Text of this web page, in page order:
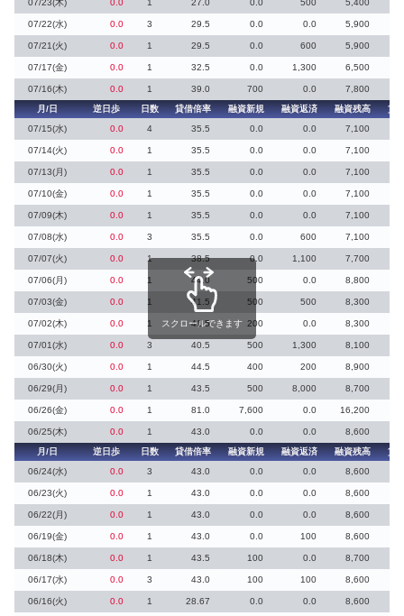
07/22(水) 0.0 3 29.5 0.0 0.0 5,900
07/21(火) 0.0 1 29.5 0.0 600 5,900
07/17(金) 0.0 1 32.5 0.0 1,300 6,500
07/16(木) 0.0 1 39.0 700 0.0
7,800
月/日
逆日歩 日数 貸借倍率 融資新規 融資返済 融資残高
貸
07/15(水)
0.0 4 35.5 0.0 0.0 7,100
07/14(火) 0.0 1 35.5 0.0 0.0 7,100
07/13(月) 0.0 1 35.5 0.0 0.0 7,100
07/10(金) 0.0 1 35.5 0.0 0.0 7,100
07/09(木) 0.0 1 35.5 0.0 0.0 7,100
07/08(水) 0.0 3 35.5 0.0 600 7,100
07/07(火) 0.0 1 38.5 0.0 1,100 7,700
07/06(月) 0.0 1 44.0 500 0.0 8,800
07/03(金) 0.0 1 41.5 500 500 8,300
07/02(木) 0.0 1 41.5 200 0.0 8,300
07/01(水) 0.0 3 40.5 500 1,300 8,100
06/30(火) 0.0 1 44.5 400 200 8,900
06/29(月) 0.0 1 43.5 500 8,000 8,700
06/26(金) 0.0 1 81.0 7,600 0.0 16,200
06/25(木) 0.0 1 43.0 0.0 0.0
8,600
月/日
逆日歩 日数 貸借倍率 融資新規 融資返済 融資残高
貸
06/24(水)
0.0 3 43.0 0.0 0.0 8,600
06/23(火) 0.0 1 43.0 0.0 0.0 8,600
06/22(月) 0.0 1 43.0 0.0 0.0 8,600
06/19(金) 0.0 1 43.0 0.0 100 8,600
06/18(木) 0.0 1 43.5 100 0.0 8,700
06/17(水) 0.0 3 43.0 100 100 8,600
06/16(火) 0.0 1 28.67 0.0 0.0 8,600
スクロールできます